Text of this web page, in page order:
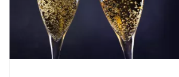
Facebook